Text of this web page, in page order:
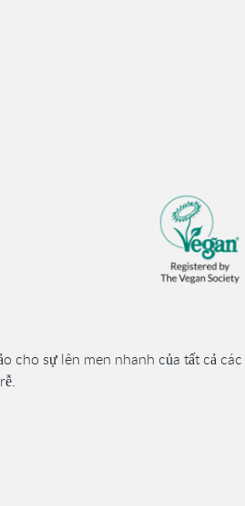
cho sự lên men nhanh của tất cả các